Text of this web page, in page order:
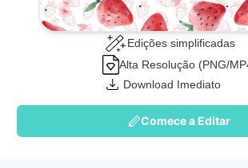
Edições simplificadas
Alta Resolução (PNG/
Download Imediato
Comece a Editar